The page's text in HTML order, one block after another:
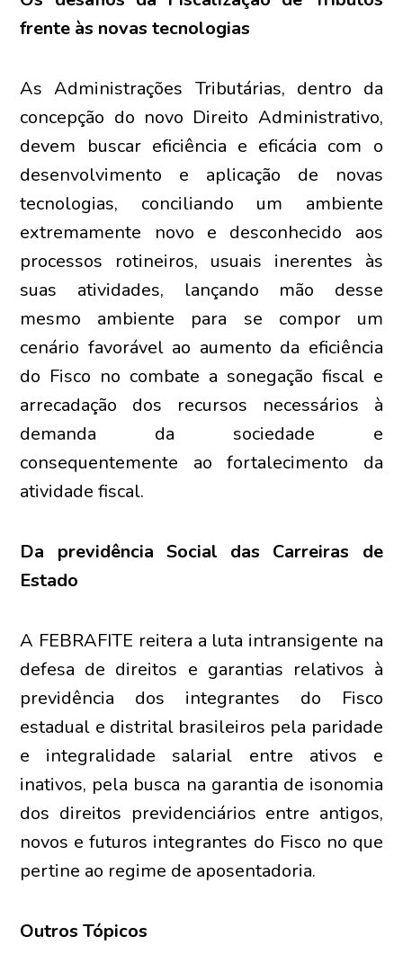
frente às novas tecnologias
As Administrações Tributárias, dentro da
concepção do novo Direito Administrativo,
devem buscar eficiência e eficácia com o
desenvolvimento e aplicação de novas
tecnologias, conciliando um ambiente
extremamente novo e desconhecido aos
processos rotineiros, usuais inerentes às
suas atividades, lançando mão desse
mesmo ambiente para se compor um
cenário favorável ao aumento da eficiência
do Fisco no combate a sonegação fiscal e
arrecadação dos recursos necessários à
demanda da sociedade e
consequentemente ao fortalecimento da
atividade fiscal.
Da previdência Social das Carreiras de
Estado
A FEBRAFITE reitera a luta intransigente na
defesa de direitos e garantias relativos à
previdência dos integrantes do Fisco
estadual e distrital brasileiros pela paridade
e integralidade salarial entre ativos e
inativos, pela busca na garantia de isonomia
dos direitos previdenciários entre antigos,
novos e futuros integrantes do Fisco no que
pertine ao regime de aposentadoria.
Outros Tópicos